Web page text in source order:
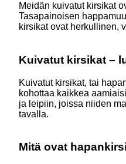
Meidän kuivatut kirsikat
Tasapainoisen
kirsikat ovat herkullinen,
Kuivatut kirsikat –
Kuivatut kirsikat, tai
kohottaa kaikkea
ja leipiin, joissa niiden
tavalla.
Mitä ovat